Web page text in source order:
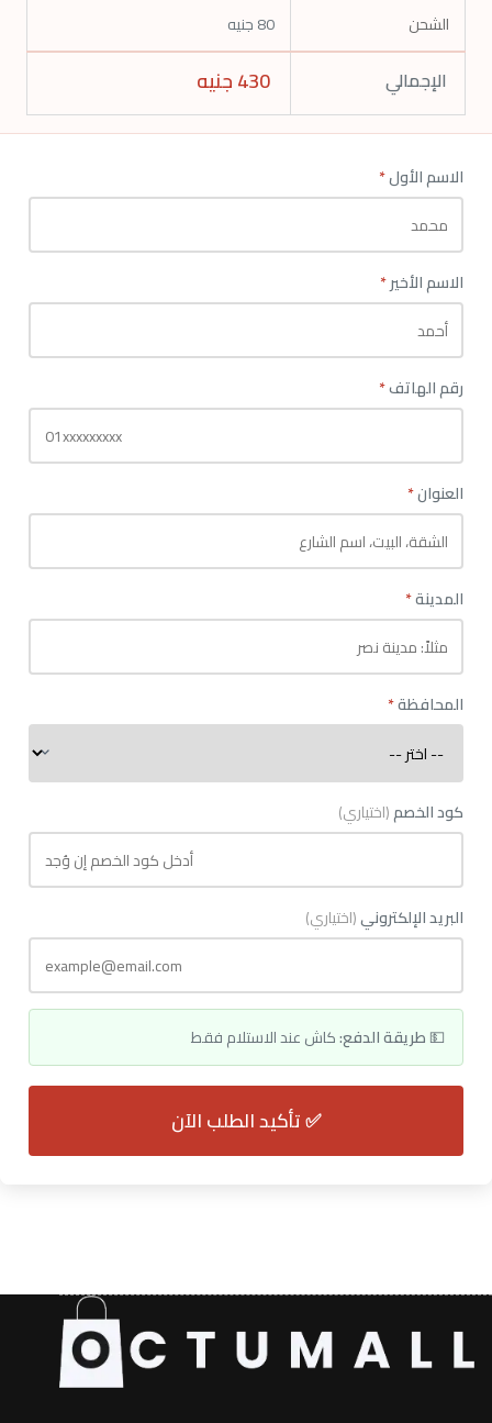
الشحن
80 جنيه
الإجمالي 430جنيه
الاسم الأول*
الاسم الأخير*
رقم الهاتف*
العنوان*
المدينة*
المحافظة*
كود الخصم(اختياري)
البريد الإلكتروني(اختياري)
💵طريقة الدفع:كاش عند الاستلام فقط
✅ تأكيد الطلب الآن